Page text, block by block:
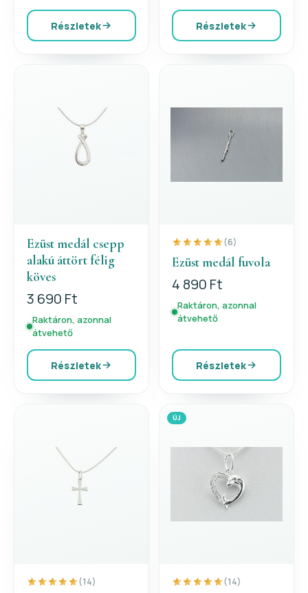
Részletek Részletek
Ezüst medál csepp
alakú áttört félig
köves
3 690 Ft
Raktáron, azonnal
átvehető
Részletek
(6)
Ezüst medál fuvola
4 890 Ft
Raktáron, azonnal
átvehető
Részletek
(14)
ÚJ
(14)